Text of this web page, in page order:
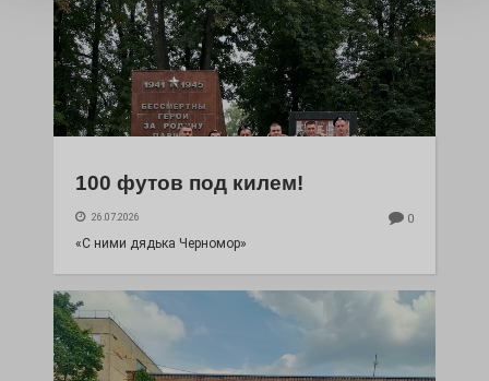
100 футов под килем!
26.07.2026 0
«С ними дядька Черномор»